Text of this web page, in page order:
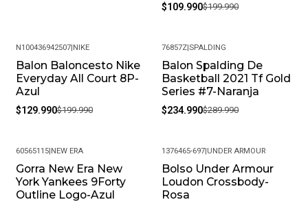
$109.990$199.990
-35%
N100436942507| NIKE
Balon Baloncesto Nike
Everyday All Court 8P-
Azul
$129.990$199.990
-19%
76857Z |SPALDING
Balon Spalding De
Basketball 2021 Tf Gold
Series #7-Naranja
$234.990$289.990
60565115| NEW ERA
Gorra New Era New
York Yankees 9Forty
Outline Logo-Azul
-35%
1376465-697 UNDER ARMOUR
Bolso Under Armour
Loudon Crossbody-
Rosa